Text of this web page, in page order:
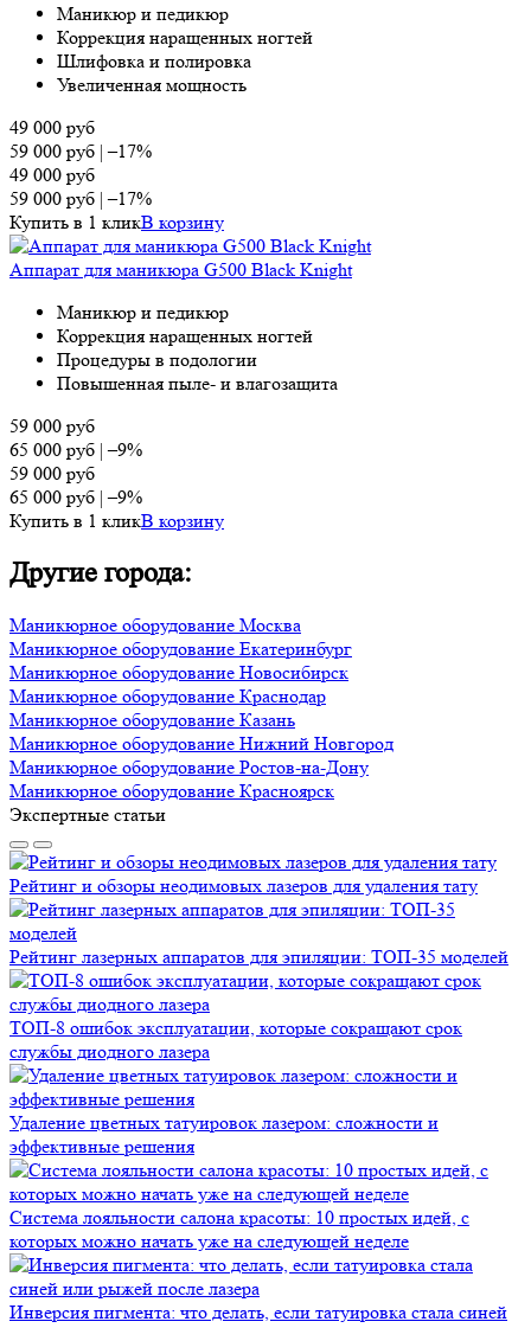
Маникюр и педикюр
Коррекция наращенных ногтей
Шлифовка и полировка
Увеличенная мощность
49 000 руб
59 000 руб |–17%
49 000 руб
59 000 руб |–17%
Купить в 1 кликВ корзину
Аппарат для маникюра G500 Black Knight
Маникюр и педикюр
Коррекция наращенных ногтей
Процедуры в подологии
Повышенная пыле- и влагозащита
59 000 руб
65 000 руб |–9%
59 000 руб
65 000 руб |–9%
Купить в 1 кликВ корзину
Другие города:
Маникюрное оборудование Москва
Маникюрное оборудование Екатеринбург
Маникюрное оборудование Новосибирск
Маникюрное оборудование Краснодар
Маникюрное оборудование Казань
Маникюрное оборудование Нижний Новгород
Маникюрное оборудование Ростов-на-Дону
Маникюрное оборудование Красноярск
Экспертные статьи
Рейтинг и обзоры неодимовых лазеров для удаления тату
Рейтинг лазерных аппаратов для эпиляции: ТОП-35 моделей
ТОП-8 ошибок эксплуатации, которые сокращают срок
службы диодного лазера
Удаление цветных татуировок лазером: сложности и
эффективные решения
Система лояльности салона красоты: 10 простых идей, с
которых можно начать уже на следующей неделе
Инверсия пигмента: что делать, если татуировка стала синей